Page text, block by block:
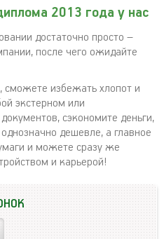
2013 года у нас
достаточно просто –
после чего ожидайте
сможете избежать хлопот и
экстерном или
сэкономите деньги,
дешевле, а главное
и можете сразу же
и карьерой!